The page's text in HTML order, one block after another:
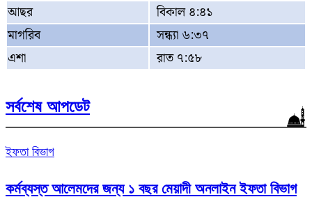
আছর
বিকাল ৪:৪১
মাগরিব
সন্ধ্যা ৬:৩৭
এশা
রাত ৭:৫৮
সর্বশেষ আপডেট
ইফতা বিভাগ
কর্মব্যস্ত আলেমদের জন্য ১ বছর মেয়াদী অনলাইন ইফতা বিভাগ